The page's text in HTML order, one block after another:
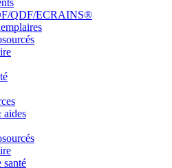
QDF/ECRAINS®
aides
santé